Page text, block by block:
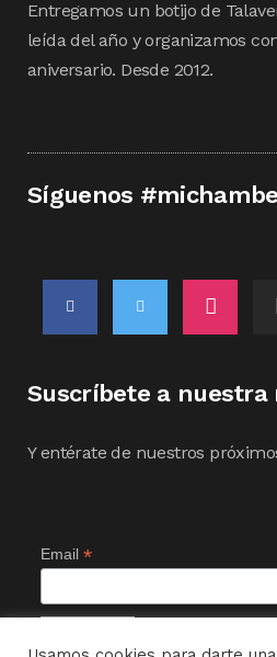
Entregamos un botijo de
leída del año y organizamos
aniversario. Desde 2012.
Síguenos
Suscríbete a
Y entérate de nuestros
Email *